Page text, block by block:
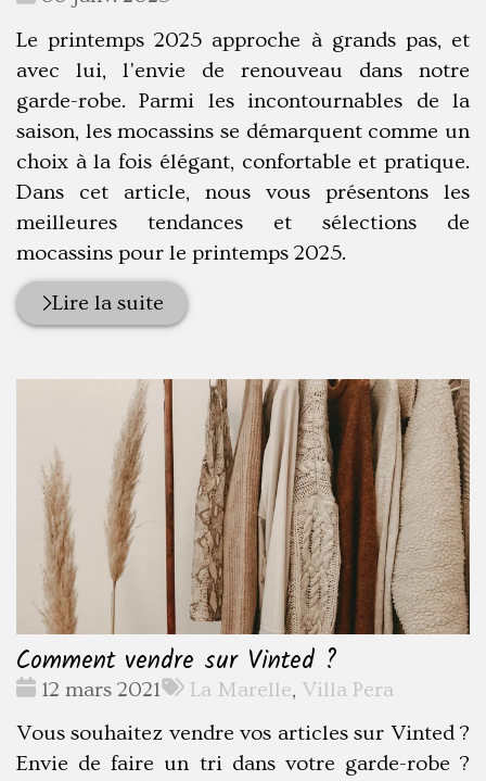
Le printemps 2025 approche à grands pas, et
avec lui, l'envie de renouveau dans notre
garde-robe. Parmi les incontournables de la
saison, les mocassins se démarquent comme un
choix à la fois élégant, confortable et pratique.
Dans cet article, nous vous présentons les
meilleures tendances et sélections de
mocassins pour le printemps 2025.
Lire la suite
Comment vendre sur Vinted ?
Date
12 mars 2021
Tags
La Marelle, Villa Pera
Vous souhaitez vendre vos articles sur Vinted ?
Envie de faire un tri dans votre garde-robe ?